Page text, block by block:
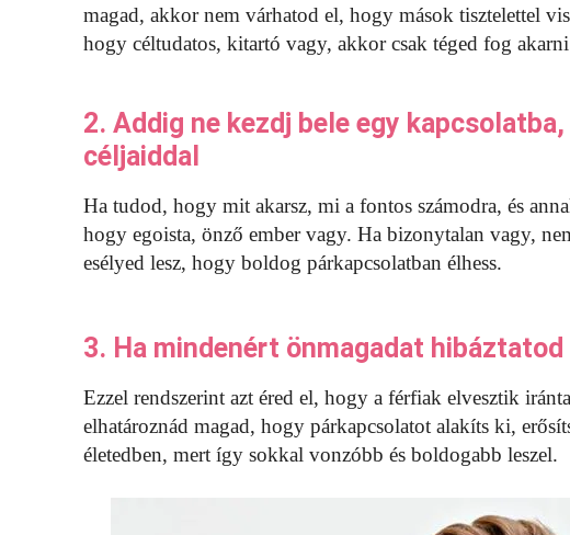
magad, akkor nem várhatod el, hogy mások tisztelettel
hogy céltudatos, kitartó vagy, akkor csak téged fog
2. Addig ne kezdj bele egy
céljaiddal
Ha tudod, hogy mit akarsz, mi a fontos számodra, és
hogy egoista, önző ember vagy. Ha bizonytalan vagy,
esélyed lesz, hogy boldog párkapcsolatban élhess.
3. Ha mindenért önmagadat hibáztatod
Ezzel rendszerint azt éred el, hogy a férfiak elvesztik
elhatároznád magad, hogy párkapcsolatot alakíts ki,
életedben, mert így sokkal vonzóbb és boldogabb leszel.